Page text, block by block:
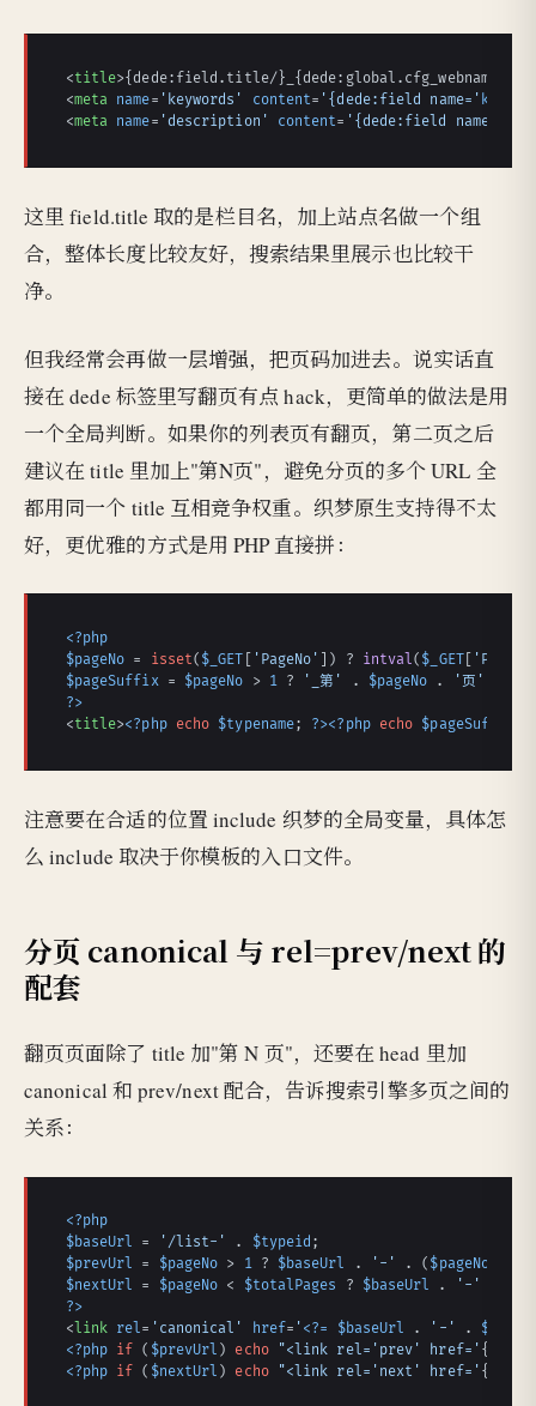
<title>{dede:field.title/}_{dede:global.cfg_webname/}
<meta name= 'keywords' content= '{dede:field name='
<meta name= 'description' content= '{dede:field name='
这里 field.title 取的是栏目名，加上站点名做一个组
合，整体长度比较友好，搜索结果里展示也比较干
净。
但我经常会再做一层增强，把页码加进去。说实话直
接在 dede 标签里写翻页有点 hack，更简单的做法是用
一个全局判断。如果你的列表页有翻页，第二页之后
建议在 title 里加上"第N页"，避免分页的多个 URL 全
都用同一个 title 互相竞争权重。织梦原生支持得不太
好，更优雅的方式是用 PHP 直接拼：
<?php
$pageNo = isset( $_GET 'PageNo' ]) ? intval( $_GET[
$pageSuffix = $pageNo > 1 ? '_第' . $pageNo . '页'
?>
<title><?php echo $typename; ?><?php echo $pageSuffix
注意要在合适的位置 include 织梦的全局变量，具体怎
么 include 取决于你模板的入口文件。
分页 canonical 与 rel=prev/next 的
配套
翻页页面除了 title 加"第 N 页"，还要在 head 里加
canonical 和 prev/next 配合，告诉搜索引擎多页之间的
关系：
<?php
$baseUrl = '/list-' . $typeid
$prevUrl = $pageNo > 1 ? $baseUrl . '-' . ( $pageNo
$nextUrl = $pageNo < $totalPages ? $baseUrl . '-'
?>
< link rel= 'canonical' href= ' <?= $baseUrl . '-' .
<?php if ( $prevUrl ) echo "<link rel='prev' href='
<?php if ( $nextUrl ) echo "<link rel='next' href='